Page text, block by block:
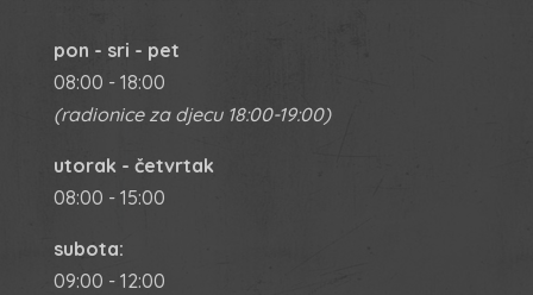
pon - sri - pet
08:00 - 18:00
(radionice za djecu 18:00-19:00)
utorak - četvrtak
08:00 - 15:00
subota:
09:00 - 12:00